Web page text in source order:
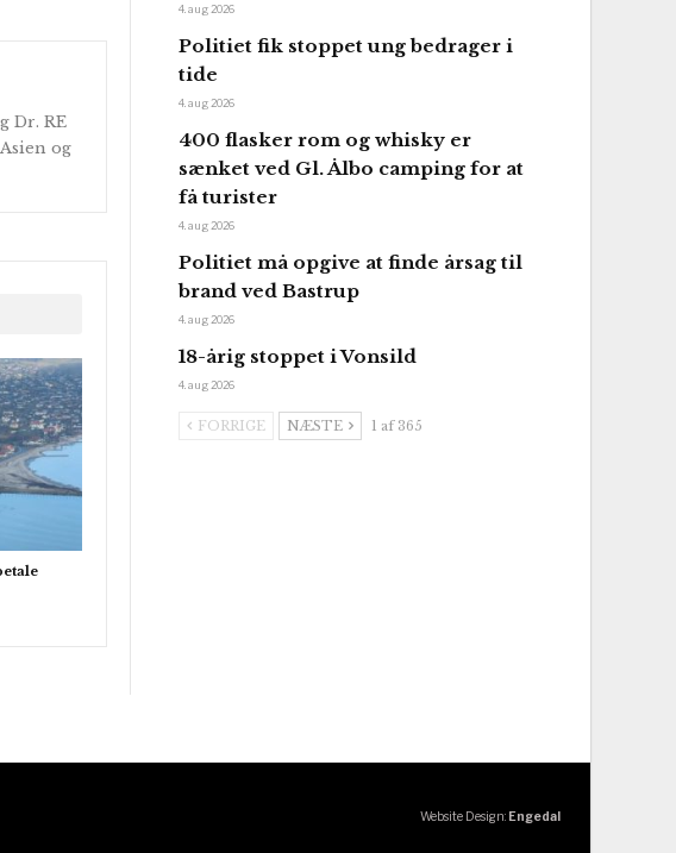
Dr. RE
og
4. aug 2026
Politiet fik stoppet ung bedrager i
tide
4. aug 2026
400 flasker rom og whisky er
sænket ved Gl. Ålbo camping for at
få turister
4. aug 2026
Politiet må opgive at finde årsag til
brand ved Bastrup
4. aug 2026
18-årig stoppet i Vonsild
4. aug 2026
FORRIGE NÆSTE 1 af 365
Website Design: Engedal